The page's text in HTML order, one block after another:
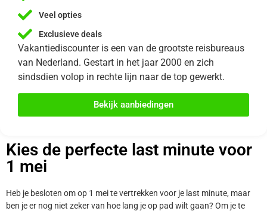
Veel opties
Exclusieve deals
Vakantiediscounter is een van de grootste reisbureaus
van Nederland. Gestart in het jaar 2000 en zich
sindsdien volop in rechte lijn naar de top gewerkt.
Bekijk aanbiedingen
Kies de perfecte last minute voor
1 mei
Heb je besloten om op 1 mei te vertrekken voor je last minute, maar
ben je er nog niet zeker van hoe lang je op pad wilt gaan? Om je te